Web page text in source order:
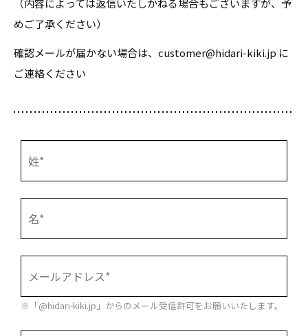
（内容によっては返信いたしかねる場合もございますが、予
めご了承ください）
確認メールが届かない場合は、customer@hidari-kiki.jp に
ご連絡ください
※「@hidari-kiki.jp」からのメール受信許可をお願いいたします。